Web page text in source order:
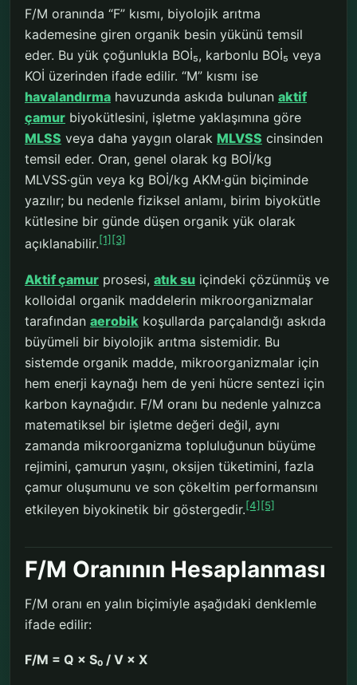
F/M oranında “F” kısmı, biyolojik arıtma
kademesine giren organik besin yükünü temsil
eder. Bu yük çoğunlukla BOİ₅, karbonlu BOİ₅ veya
KOİ üzerinden ifade edilir. “M” kısmı ise
havalandırma havuzunda askıda bulunan aktif
çamur biyokütlesini, işletme yaklaşımına göre
MLSS veya daha yaygın olarak MLVSS cinsinden
temsil eder. Oran, genel olarak kg BOİ/kg
MLVSS·gün veya kg BOİ/kg AKM·gün biçiminde
yazılır; bu nedenle fiziksel anlamı, birim biyokütle
kütlesine bir günde düşen organik yük olarak
açıklanabilir.[1] [3]
Aktif çamur prosesi, atık su içindeki çözünmüş ve
kolloidal organik maddelerin mikroorganizmalar
tarafından aerobik koşullarda parçalandığı askıda
büyümeli bir biyolojik arıtma sistemidir. Bu
sistemde organik madde, mikroorganizmalar için
hem enerji kaynağı hem de yeni hücre sentezi için
karbon kaynağıdır. F/M oranı bu nedenle yalnızca
matematiksel bir işletme değeri değil, aynı
zamanda mikroorganizma topluluğunun büyüme
rejimini, çamurun yaşını, oksijen tüketimini, fazla
çamur oluşumunu ve son çökeltim performansını
etkileyen biyokinetik bir göstergedir.[4] [5]
F/M Oranının Hesaplanması
F/M oranı en yalın biçimiyle aşağıdaki denklemle
ifade edilir:
F/M = Q × S₀ / V × X